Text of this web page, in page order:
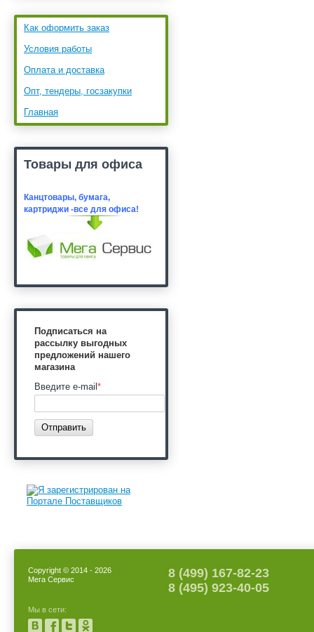
Как оформить заказ
Условия работы
Оплата и доставка
Опт, тендеры, госзакупки
Главная
Товары для офиса
Канцтовары, бумага,
картриджи -все для офиса!
Подписаться на
рассылку выгодных
предложений нашего
магазина
Введите e-mail *
Отправить
Copyright © 2014 - 2026
Мега Сервис
Мы в сети:
8 (499) 167-82-23
8 (495) 923-40-05